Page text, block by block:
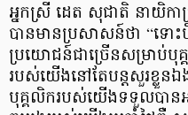
អ្នកស្រី ដេត សុជាតិ នាយិកា
បានមានប្រសាសន៍ថា “ទោះ
ប្រយោជន៍ជាច្រើនសម្រាប់បុ
របស់យើងនៅតែបន្ដសួរខ្លួនឯង
បុគ្គលិករបស់យើងទទួលបានអ